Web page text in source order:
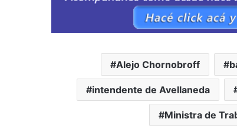
Alejo Chornobroff
intendente de Avellaneda
Ministra de